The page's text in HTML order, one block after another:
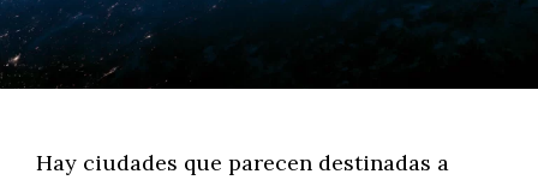
Hay ciudades que parecen destinadas a